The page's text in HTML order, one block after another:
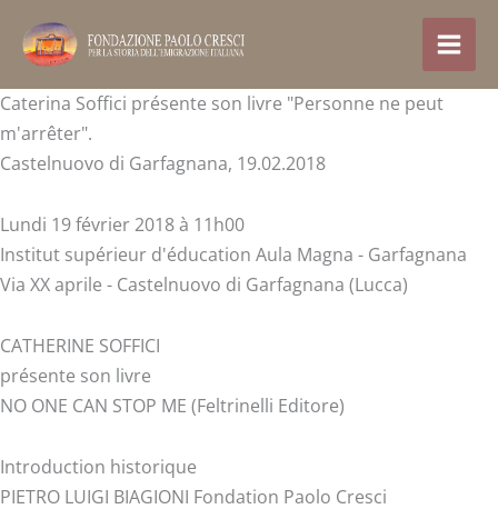
contenu
Caterina Soffici présente son livre "Personne ne peut
m'arrêter".
Castelnuovo di Garfagnana, 19.02.2018
Lundi 19 février 2018 à 11h00
Institut supérieur d'éducation Aula Magna - Garfagnana
Via XX aprile - Castelnuovo di Garfagnana (Lucca)
CATHERINE SOFFICI
présente son livre
NO ONE CAN STOP ME (Feltrinelli Editore)
Introduction historique
PIETRO LUIGI BIAGIONI Fondation Paolo Cresci